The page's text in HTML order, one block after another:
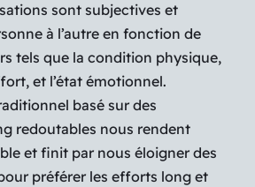
sont subjectives et
à l’autre en fonction de
tels que la condition physique,
et l’état émotionnel.
basé sur des
redoutables nous rendent
et finit par nous éloigner des
préférer les efforts long et